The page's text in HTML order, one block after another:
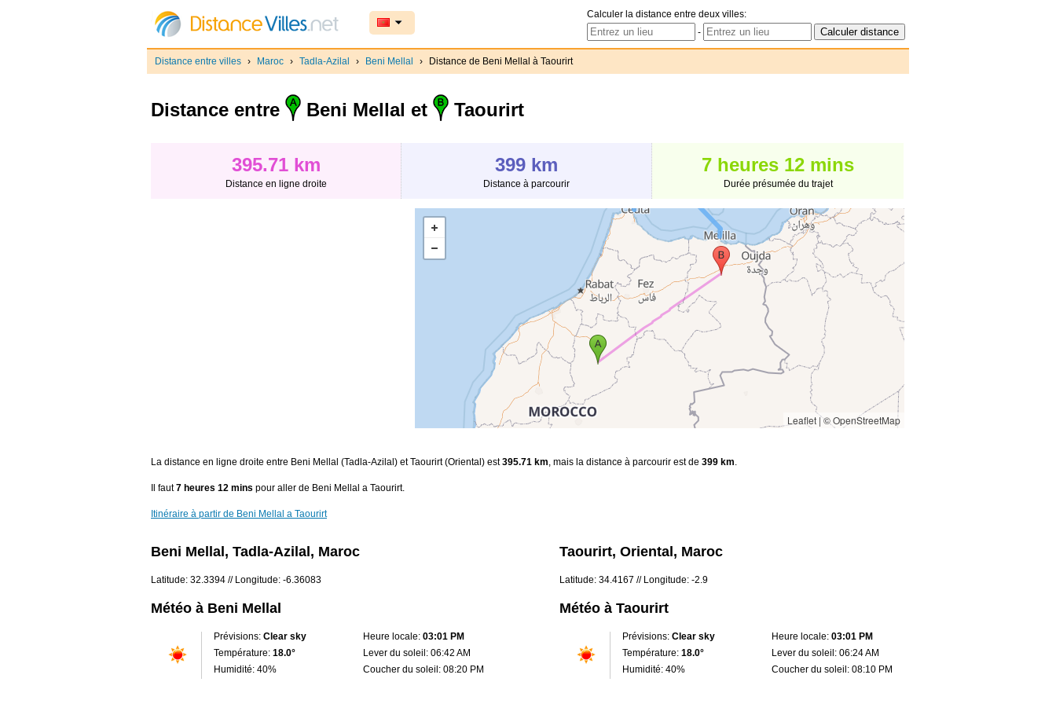
Calculer la distance entre deux villes:
-
Distance entre villes › Maroc › Tadla-Azilal › Beni Mellal › Distance de Beni Mellal à Taourirt
Distance entre Beni Mellal et Taourirt
395.71 km
Distance en ligne droite
399 km
Distance à parcourir
7 heures 12 mins
Durée présumée du trajet
Leaflet |© OpenStreetMap
La distance en ligne droite entre Beni Mellal (Tadla-Azilal) et Taourirt (Oriental) est395.71 km, mais la distance à parcourir est de 399 km.
Il faut7 heures 12 mins pour aller de Beni Mellal a Taourirt.
Itinéraire à partir de Beni Mellal a Taourirt
Beni Mellal, Tadla-Azilal, Maroc
Latitude: 32.3394 // Longitude: -6.36083
Météo à Beni Mellal
Prévisions: Clear sky
Température: 18.0°
Humidité: 40%
Heure locale: 03:01 PM
Lever du soleil: 06:42 AM
Coucher du soleil: 08:20 PM
Taourirt, Oriental, Maroc
Latitude: 34.4167 // Longitude: -2.9
Météo à Taourirt
Prévisions: Clear sky
Température: 18.0°
Humidité: 40%
Heure locale: 03:01 PM
Lever du soleil: 06:24 AM
Coucher du soleil: 08:10 PM